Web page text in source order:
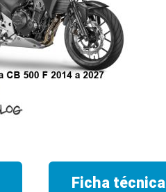
Ficha técnica